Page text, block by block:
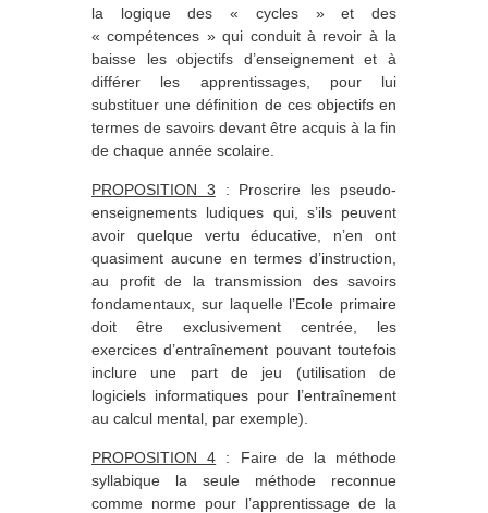
la logique des « cycles » et des
« compétences » qui conduit à revoir à la
baisse les objectifs d’enseignement et à
différer les apprentissages, pour lui
substituer une définition de ces objectifs en
termes de savoirs devant être acquis à la fin
de chaque année scolaire.
PROPOSITION 3 : Proscrire les pseudo-
enseignements ludiques qui, s’ils peuvent
avoir quelque vertu éducative, n’en ont
quasiment aucune en termes d’instruction,
au profit de la transmission des savoirs
fondamentaux, sur laquelle l’Ecole primaire
doit être exclusivement centrée, les
exercices d’entraînement pouvant toutefois
inclure une part de jeu (utilisation de
logiciels informatiques pour l’entraînement
au calcul mental, par exemple).
PROPOSITION 4 : Faire de la méthode
syllabique la seule méthode reconnue
comme norme pour l’apprentissage de la